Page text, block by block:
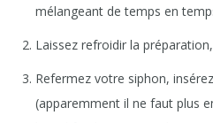
mélangeant de temps en
Laissez refroidir la
Refermez votre siphon,
(apparemment il ne faut plus